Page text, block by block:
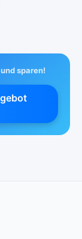
133.75
144.15
sparen!